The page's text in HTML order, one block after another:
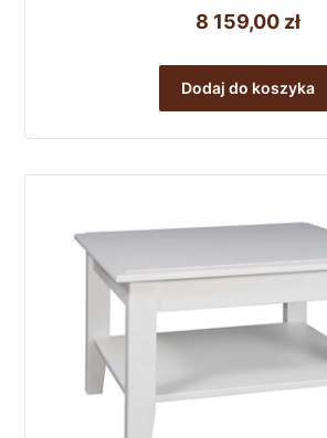
8 159,00 zł
Dodaj do koszyka